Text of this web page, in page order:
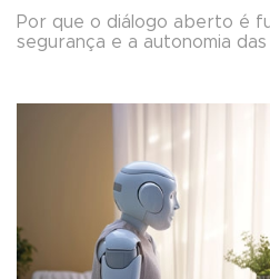
Por que o diálogo aberto é
segurança e a autonomia das